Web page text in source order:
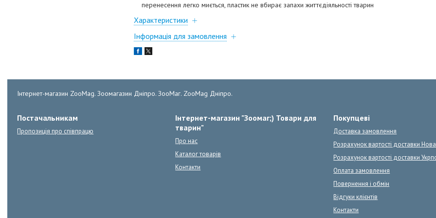
перенесення легко миється, пластик не вбирає запахи життєдіяльності тварин
Характеристики
Інформація для замовлення
Інтернет-магазин ZooMag. Зоомагазин Дніпро. ЗооМаг. ZooMag Дніпро.
Постачальникам
Пропозиція про співпрацю
Інтернет-магазин "Зоомаг;) Товари для
тварин"
Про нас
Каталог товарів
Контакти
Покупцеві
Доставка замовлення
Розрахунок вартості доставки
Розрахунок вартості доставки
Оплата замовлення
Повернення і обмін
Відгуки клієнтів
Контакти